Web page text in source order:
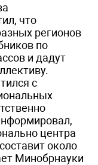
что
регионов
по
и дадут
с
центра
около
Минобрнауки